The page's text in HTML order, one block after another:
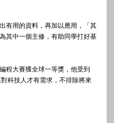
有用的資料，再加以應用，「其
其中一個主修，有助同學打好基
程大賽獲全球一等獎，他受到
科技人才有需求，不排除將來